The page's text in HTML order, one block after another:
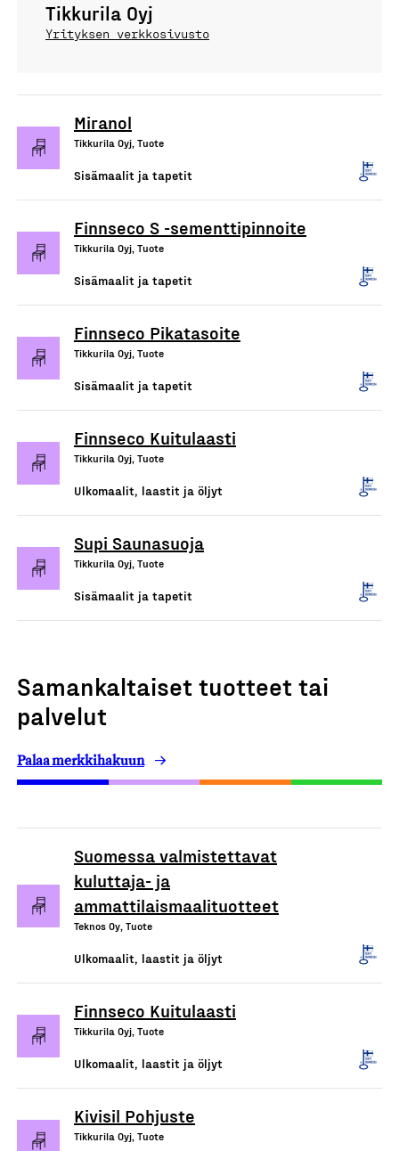
Tikkurila Oyj
Yrityksen verkkosivusto
Miranol
Tikkurila Oyj, Tuote
Sisämaalit ja tapetit
Finnseco S -sementtipinnoite
Tikkurila Oyj, Tuote
Sisämaalit ja tapetit
Finnseco Pikatasoite
Tikkurila Oyj, Tuote
Sisämaalit ja tapetit
Finnseco Kuitulaasti
Tikkurila Oyj, Tuote
Ulkomaalit, laastit ja öljyt
Supi Saunasuoja
Tikkurila Oyj, Tuote
Sisämaalit ja tapetit
Samankaltaiset tuotteet tai
palvelut
Palaa merkkihakuun
Suomessa valmistettavat
kuluttaja- ja
ammattilaismaalituotteet
Teknos Oy, Tuote
Ulkomaalit, laastit ja öljyt
Finnseco Kuitulaasti
Tikkurila Oyj, Tuote
Ulkomaalit, laastit ja öljyt
Kivisil Pohjuste
Tikkurila Oyj, Tuote